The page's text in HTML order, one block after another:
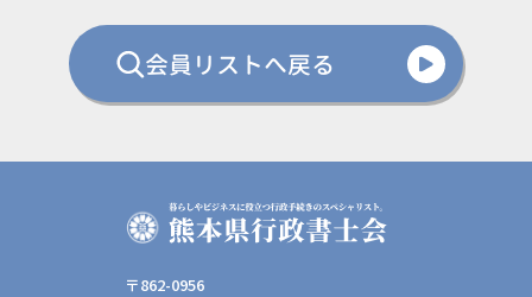
会員リストへ戻る
〒862-0956